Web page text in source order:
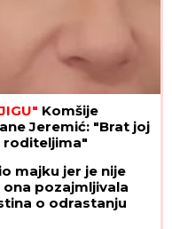
Komšije
Jeremić: "Brat joj
roditeljima"
majku jer je nije
pozajmljivala
o odrastanju